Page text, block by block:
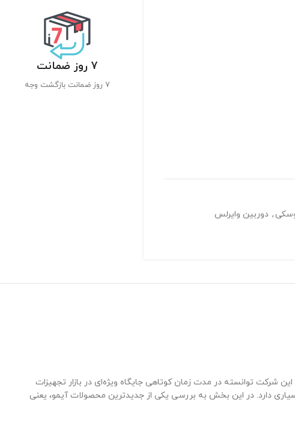
, دوربین وایرلس
7 روز ضمانت
7 روز ضمانت بازگشت وجه
توانسته در مدت زمان کوتاهی جایگاه ویژه‌ای در بازار تجهیزات
دارد. در این بخش به بررسی یکی از جدیدترین محصولات آیمو، یعنی